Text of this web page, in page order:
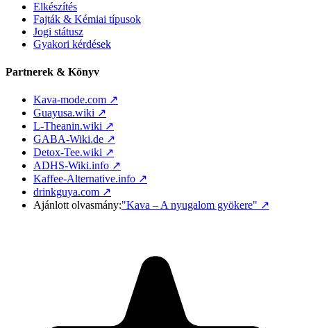
Elkészítés
Fajták & Kémiai típusok
Jogi státusz
Gyakori kérdések
Partnerek & Könyv
Kava-mode.com ↗
Guayusa.wiki ↗
L-Theanin.wiki ↗
GABA-Wiki.de ↗
Detox-Tee.wiki ↗
ADHS-Wiki.info ↗
Kaffee-Alternative.info ↗
drinkguya.com ↗
Ajánlott olvasmány:"Kava – A nyugalom gyökere" ↗